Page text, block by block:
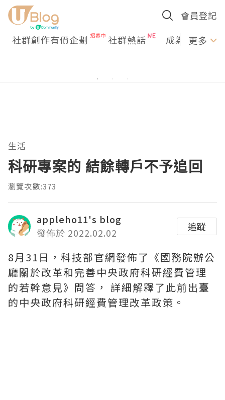
會員登記
社群創作有價企劃 社群熱話 成為U更多
生活
科研專案的 結餘轉戶不予追回
瀏覽次數:373
appleho11's blog
發佈於 2022.02.02
追蹤
8月31日，科技部官網發佈了《國務院辦公
廳關於改革和完善中央政府科研經費管理
的若幹意見》問答， 詳細解釋了此前出臺
的中央政府科研經費管理改革政策。